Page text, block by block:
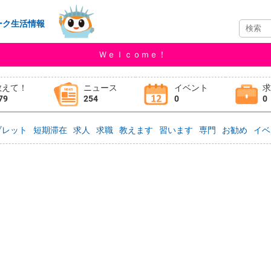
生活情報
Ｗｅｌｃｏｍｅ！
て！
ニュース
254
イベント
0
0
ット 短期滞在 求人 求職 教えます 習います 専門 お勧め イ